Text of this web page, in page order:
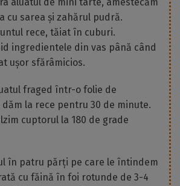
cu sarea și zahărul pudră.
rece, tăiat în cuburi.
ingredientele din vas până când
ușor sfărâmicios.
fraged într-o folie de
la rece pentru 30 de minute.
cuptorul la 180 de grade
în patru părți pe care le întindem
cu făină în foi rotunde de 3-4